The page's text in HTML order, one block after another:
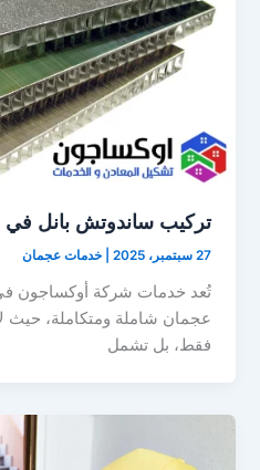
تركيب ساندوتش بانل
27 سبتمبر، 2025 |خدمات عجمان
تُعد خدمات شركة أوكساجون
عجمان شاملة ومتكاملة، حيث
فقط، بل تشمل